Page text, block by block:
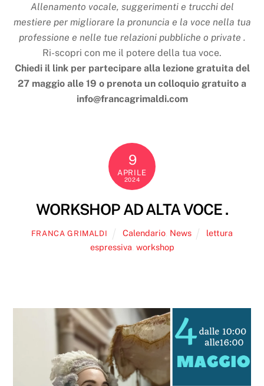
Allenamento vocale, suggerimenti e trucchi del
mestiere per migliorare la pronuncia e la voce nella tua
professione e nelle tue relazioni pubbliche o private .
Ri-scopri con me il potere della tua voce.
Chiedi il link per partecipare alla lezione gratuita del
27 maggio alle 19 o prenota un colloquio gratuito a
info@francagrimaldi.com
9
APRILE
2024
WORKSHOP AD ALTA VOCE .
FRANCA GRIMALDI Calendario, News
lettura
espressiva workshop